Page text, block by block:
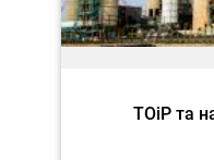
ТОіР та